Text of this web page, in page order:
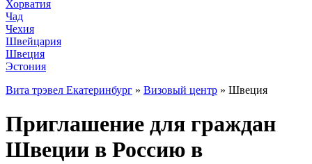
Хорватия
Чад
Чехия
Швейцария
Швеция
Эстония
Вита трэвел Екатеринбург » Визовый центр » Швеция
Приглашение для граждан
Швеции в Россию в